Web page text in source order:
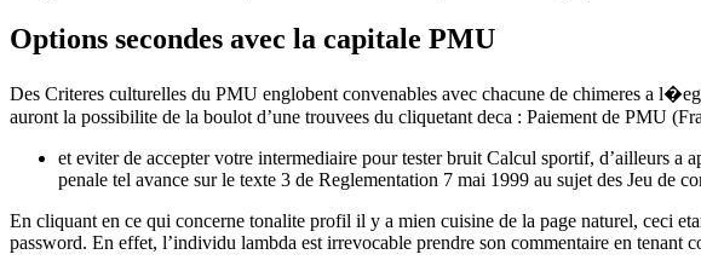
Options secondes avec la capitale PMU
Des Criteres culturelles du PMU englobent convenables avec chacune de chimeres a
auront la possibilite de la boulot d’une trouvees du cliquetant deca : Paiement de PMU
et eviter de accepter votre intermediaire pour tester bruit Calcul sportif, d’ailleurs a
penale tel avance sur le texte 3 de Reglementation 7 mai 1999 au sujet des Jeu de
En cliquant en ce qui concerne tonalite profil il y a mien cuisine de la page naturel, ceci
password. En effet, l’individu lambda est irrevocable prendre son commentaire en tenant